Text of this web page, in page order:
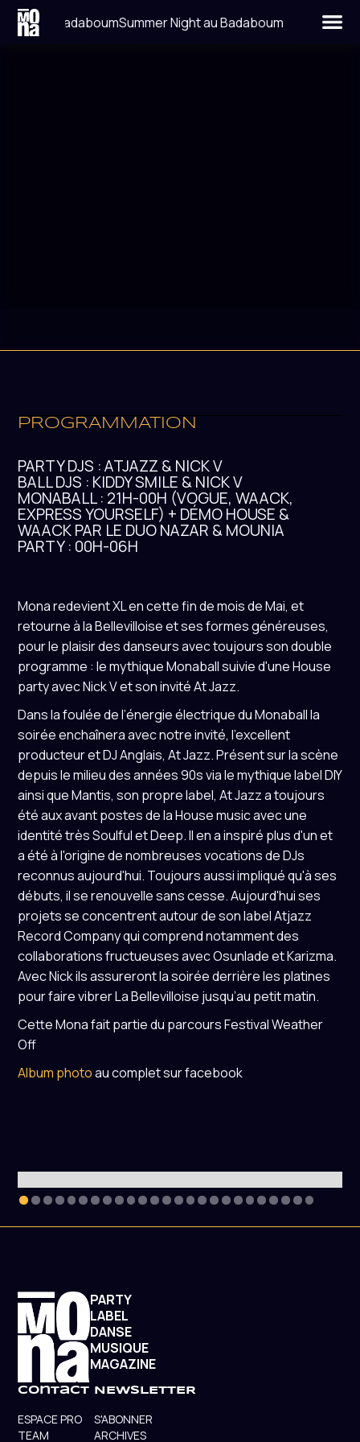
au BadaboumSummer Night au Badaboum
PROGRAMMATION
PARTY DJS : ATJAZZ & NICK V
BALL DJS : KIDDY SMILE & NICK V
MONABALL : 21H-00H (VOGUE, WAACK,
EXPRESS YOURSELF) + DÉMO HOUSE &
WAACK PAR LE DUO NAZAR & MOUNIA
PARTY : 00H-06H
Mona redevient XL en cette fin de mois de Mai, et
retourne à la Bellevilloise et ses formes généreuses,
pour le plaisir des danseurs avec toujours son double
programme : le mythique Monaball suivie d'une House
party avec Nick V et son invité At Jazz.
Dans la foulée de l’énergie électrique du Monaball la
soirée enchaînera avec notre invité, l’excellent
producteur et DJ Anglais, At Jazz. Présent sur la scène
depuis le milieu des années 90s via le mythique label DIY
ainsi que Mantis, son propre label, At Jazz a toujours
été aux avant postes de la House music avec une
identité très Soulful et Deep. Il en a inspiré plus d'un et
a été à l'origine de nombreuses vocations de DJs
reconnus aujourd'hui. Toujours aussi impliqué qu'à ses
débuts, il se renouvelle sans cesse. Aujourd'hui ses
projets se concentrent autour de son label Atjazz
Record Company qui comprend notamment des
collaborations fructueuses avec Osunlade et Karizma.
Avec Nick ils assureront la soirée derrière les platines
pour faire vibrer La Bellevilloise jusqu’au petit matin.
Cette Mona fait partie du parcours Festival Weather
Off
Album photoau complet sur facebook
PARTY
LABEL
DANSE
MUSIQUE
MAGAZINE
contact
ESPACE PRO
TEAM
NEWSLETTER
S'ABONNER
ARCHIVES